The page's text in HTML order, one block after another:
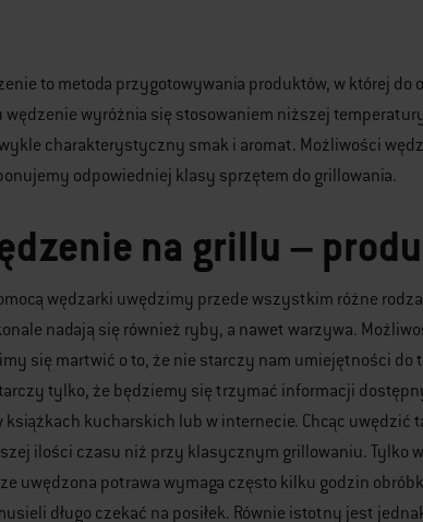
to metoda przygotowywania produktów, w której
wędzenie wyróżnia się stosowaniem niższej
charakterystyczny smak i aromat. Możliwości
odpowiedniej klasy sprzętem do grillowania.
na grillu –
wędzarki uwędzimy przede wszystkim różne
nadają się również ryby, a nawet warzywa.
się martwić o to, że nie starczy nam umiejętności
tylko, że będziemy się trzymać informacji
książkach kucharskich lub w internecie. Chcąc
ilości czasu niż przy klasycznym grillowaniu. Tylko
uwędzona potrawa wymaga często kilku godzin
długo czekać na posiłek. Równie istotny jest